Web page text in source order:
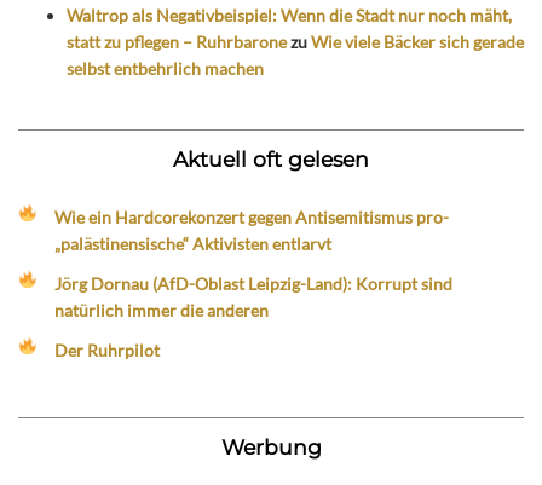
Waltrop als Negativbeispiel: Wenn die Stadt nur noch mäht,
statt zu pflegen – RuhrbaronezuWie viele Bäcker sich gerade
selbst entbehrlich machen
Aktuell oft gelesen
Wie ein Hardcorekonzert gegen Antisemitismus pro-
„palästinensische“ Aktivisten entlarvt
Jörg Dornau (AfD-Oblast Leipzig-Land): Korrupt sind
natürlich immer die anderen
Der Ruhrpilot
Werbung